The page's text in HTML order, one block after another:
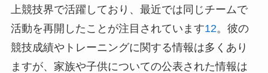
上競技界で活躍しており、最近では同じチームで
活動を再開したことが注目されています12。彼の
競技成績やトレーニングに関する情報は多くあり
ますが、家族や子供についての公表された情報は